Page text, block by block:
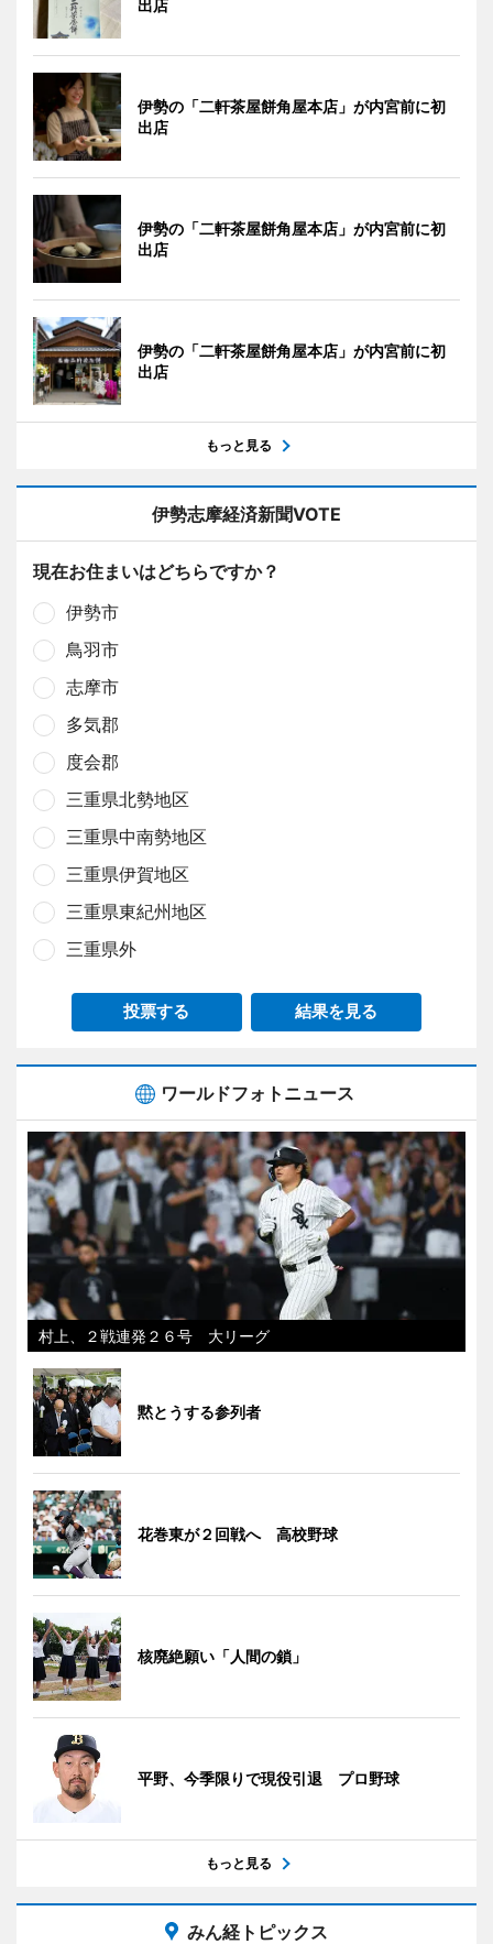
出店
伊勢の「二軒茶屋餅角屋本店」が内宮前に初
出店
伊勢の「二軒茶屋餅角屋本店」が内宮前に初
出店
伊勢の「二軒茶屋餅角屋本店」が内宮前に初
出店
もっと見る
伊勢志摩経済新聞VOTE
現在お住まいはどちらですか？
伊勢市
鳥羽市
志摩市
多気郡
度会郡
三重県北勢地区
三重県中南勢地区
三重県伊賀地区
三重県東紀州地区
三重県外
投票する 結果を見る
ワールドフォトニュース
村上、２戦連発２６号 大リーグ
黙とうする参列者
花巻東が２回戦へ 高校野球
核廃絶願い「人間の鎖」
平野、今季限りで現役引退 プロ野球
もっと見る
みん経トピックス